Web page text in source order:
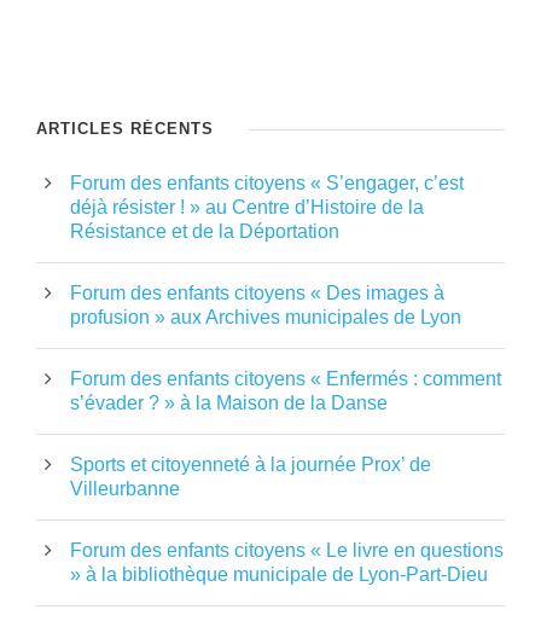
ARTICLES RÉCENTS
Forum des enfants citoyens « S’engager, c’est
déjà résister ! » au Centre d’Histoire de la
Résistance et de la Déportation
Forum des enfants citoyens « Des images à
profusion » aux Archives municipales de Lyon
Forum des enfants citoyens « Enfermés : comment
s’évader ? » à la Maison de la Danse
Sports et citoyenneté à la journée Prox’ de
Villeurbanne
Forum des enfants citoyens « Le livre en questions
» à la bibliothèque municipale de Lyon-Part-Dieu